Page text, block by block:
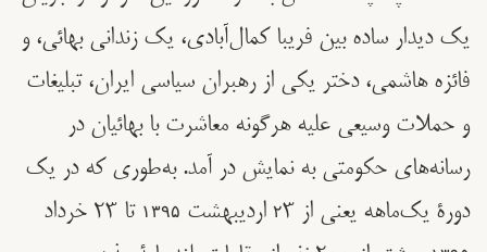
یک دیدار ساده بین فریبا کمال‌آبادی، یک زندانی بهائی، و
فائزه هاشمی، دختر یکی از رهبران سیاسی ایران، تبلیغات
و حملات وسیعی علیه هرگونه معاشرت با بهائیان در
رسانه‌های حکومتی به نمایش در آمد. به‌طوری که در یک
دورۀ یک‌ماهه یعنی از ۲٣ اردیبهشت ۱۳۹۵ تا ٢٣ خرداد